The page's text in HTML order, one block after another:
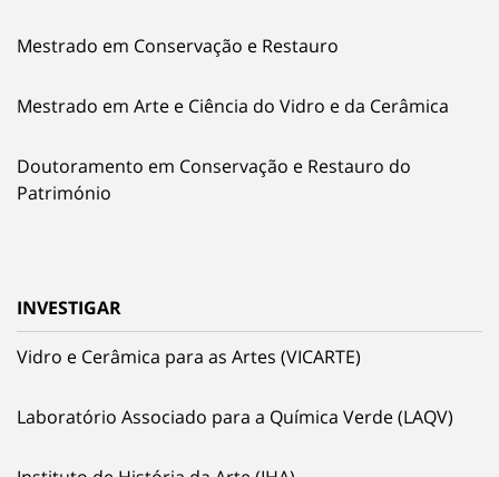
Mestrado em Conservação e Restauro
Mestrado em Arte e Ciência do Vidro e da Cerâmica
Doutoramento em Conservação e Restauro do
Património
INVESTIGAR
Vidro e Cerâmica para as Artes (VICARTE)
Laboratório Associado para a Química Verde (LAQV)